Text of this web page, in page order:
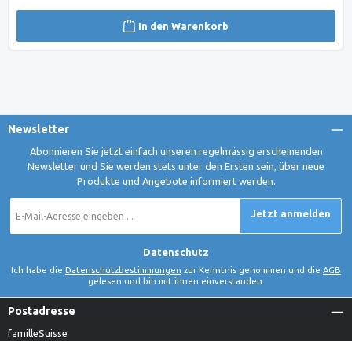
In den Warenkorb
Newsletter
Abonnieren Sie jetzt einfach unseren regelmässig erscheinenden
Newsletter und Sie werden stets unter den Ersten sein, über neue
Produkte und Angebote informiert werden.
Mail-
Jetzt anmelden
Datenschutz
Ich habe die Datenschutzbestimmungen zur Kenntnis genommen und die AGB
gelesen und bin mit ihnen einverstanden.
Postadresse
familleSuisse